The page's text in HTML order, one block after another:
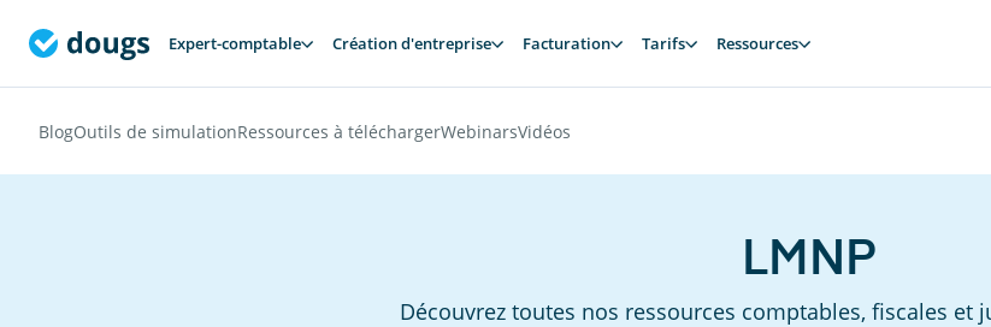
Expert-comptable Création d'entreprise Facturation Tarifs Ressources
BlogOutils de simulationRessources à téléchargerWebinarsVidéos
LMNP
Découvrez toutes nos ressources comptables, fiscales et